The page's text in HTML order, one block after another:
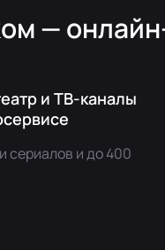
—
и ТВ-каналы
сериалов и до 400